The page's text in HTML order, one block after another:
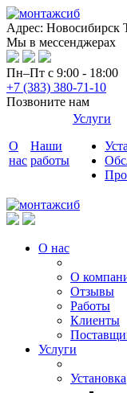
Адрес: Новосибирск
Мы в мессенджерах
Пн–Пт с 9:00 - 18:00
+7 (383) 380-71-10
Позвоните нам
О
нас
Наши
работы
Услуги
О нас
О
Отзывы
Работы
Клиенты
Услуги
Установка